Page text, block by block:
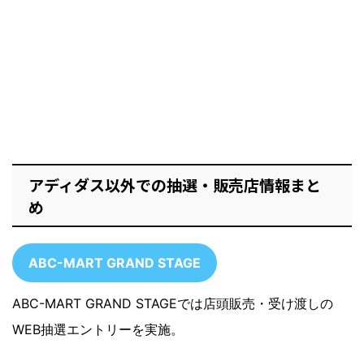
アディダス以外での抽選・販売店情報まと
め
ABC-MART GRAND STAGE
ABC-MART GRAND STAGEでは店頭販売・受け渡しの
WEB抽選エントリーを実施。